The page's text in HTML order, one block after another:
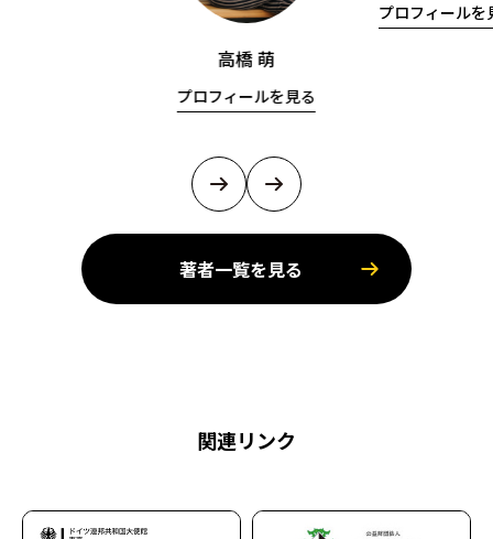
高橋 萌
プロフィールを見る
プロフィールを
著者一覧を見る
関連リンク